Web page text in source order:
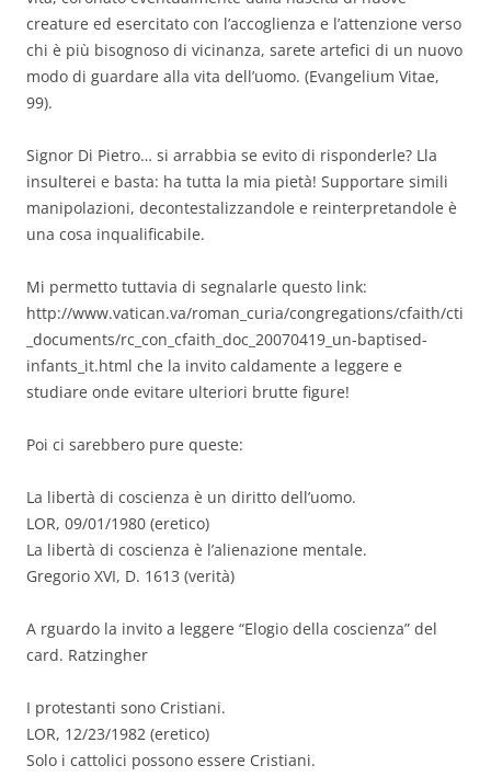
creature ed esercitato con l’accoglienza e l’attenzione verso
chi è più bisognoso di vicinanza, sarete artefici di un nuovo
modo di guardare alla vita dell’uomo. (Evangelium Vitae,
99).
Signor Di Pietro… si arrabbia se evito di risponderle? Lla
insulterei e basta: ha tutta la mia pietà! Supportare simili
manipolazioni, decontestalizzandole e reinterpretandole è
una cosa inqualificabile.
Mi permetto tuttavia di segnalarle questo link:
http://www.vatican.va/roman_curia/congregations/cfaith/cti
_documents/rc_con_cfaith_doc_20070419_un-baptised-
infants_it.html che la invito caldamente a leggere e
studiare onde evitare ulteriori brutte figure!
Poi ci sarebbero pure queste:
La libertà di coscienza è un diritto dell’uomo.
LOR, 09/01/1980 (eretico)
La libertà di coscienza è l’alienazione mentale.
Gregorio XVI, D. 1613 (verità)
A rguardo la invito a leggere “Elogio della coscienza” del
card. Ratzingher
I protestanti sono Cristiani.
LOR, 12/23/1982 (eretico)
Solo i cattolici possono essere Cristiani.